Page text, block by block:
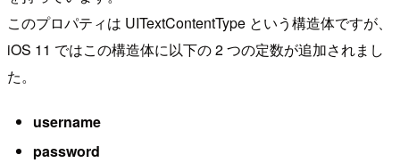
このプロパティは UITextContentType という構造体ですが、
iOS 11 ではこの構造体に以下の 2 つの定数が追加されまし
た。
username
password